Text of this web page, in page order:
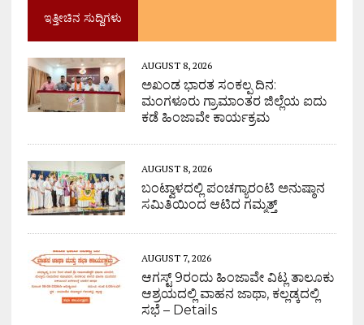
ಇತ್ತೀಚಿನ ಸುದ್ದಿಗಳು
AUGUST 8, 2026
ಅಖಂಡ ಭಾರತ ಸಂಕಲ್ಪ ದಿನ:
ಮಂಗಳೂರು ಗ್ರಾಮಾಂತರ ಜಿಲ್ಲೆಯ ಐದು
ಕಡೆ ಹಿಂಜಾವೇ ಕಾರ್ಯಕ್ರಮ
AUGUST 8, 2026
ಬಂಟ್ವಾಳದಲ್ಲಿ ಪಂಚಗ್ಯಾರಂಟಿ ಅನುಷ್ಠಾನ
ಸಮಿತಿಯಿಂದ ಆಟಿದ ಗಮ್ಮತ್ತ್
AUGUST 7, 2026
ಆಗಸ್ಟ್ 9ರಂದು ಹಿಂಜಾವೇ ವಿಟ್ಲ ತಾಲೂಕು
ಆಶ್ರಯದಲ್ಲಿ ವಾಹನ ಜಾಥಾ, ಕಲ್ಲಡ್ಕದಲ್ಲಿ
ಸಭೆ – Details